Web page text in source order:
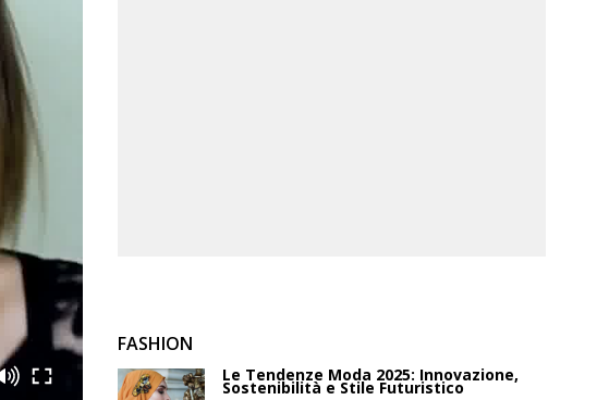
FASHION
Le Tendenze Moda 2025: Innovazione,
Sostenibilità e Stile Futuristico